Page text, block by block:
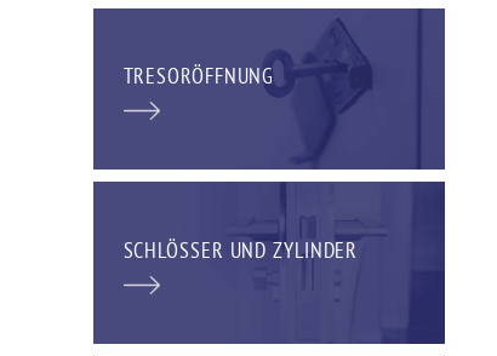
TRESORÖFFNUNG
SCHLÖSSER UND ZYLINDER